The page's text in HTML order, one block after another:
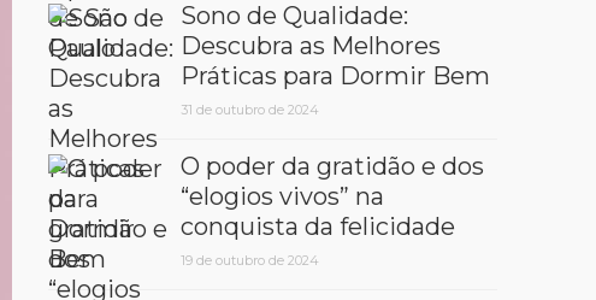
Sono de Qualidade:
Descubra as Melhores
Práticas para Dormir Bem
31 de outubro de 2024
O poder da gratidão e dos
“elogios vivos” na
conquista da felicidade
19 de outubro de 2024